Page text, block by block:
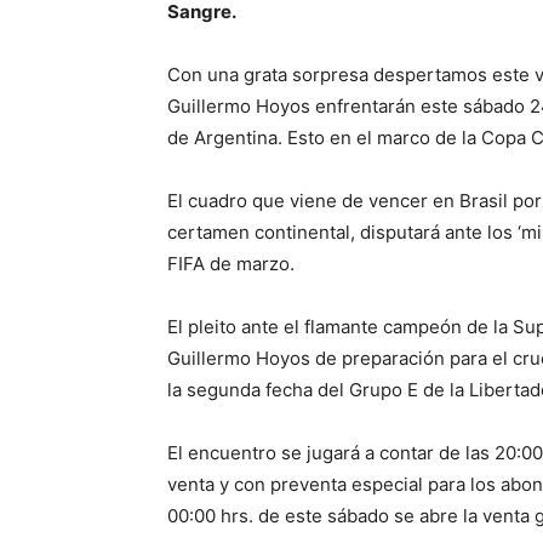
Sangre.
Con una grata sorpresa despertamos este
Guillermo Hoyos enfrentarán este sábado
de Argentina. Esto en el marco de la Copa
El cuadro que viene de vencer en Brasil
certamen continental, disputará ante los
FIFA de marzo.
El pleito ante el flamante campeón de la
Guillermo Hoyos de preparación para el
la segunda fecha del Grupo E de la
El encuentro se jugará a contar de las
venta y con preventa especial para los
00:00 hrs. de este sábado se abre la venta